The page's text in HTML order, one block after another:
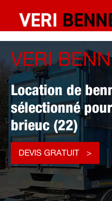
contenu
VERI
Location de
sélectionné
brieuc (22)
DEVIS GRATUIT